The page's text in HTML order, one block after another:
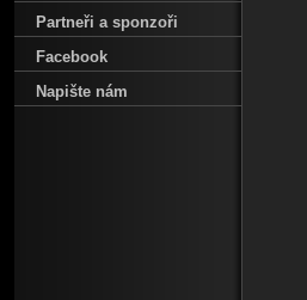
Partneři a sponzoři
Facebook
Napište nám